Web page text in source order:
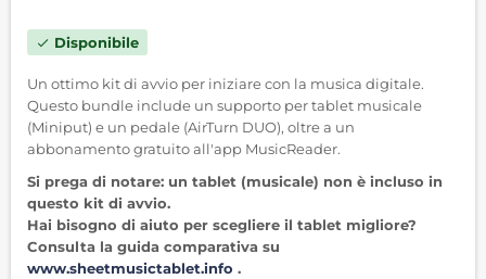
check Disponibile
Un ottimo kit di avvio per iniziare con la musica digitale.
Questo bundle include un supporto per tablet musicale
(Miniput) e un pedale (AirTurn DUO), oltre a un
abbonamento gratuito all'app MusicReader.
Si prega di notare: un tablet (musicale) non è incluso in
questo kit di avvio.
Hai bisogno di aiuto per scegliere il tablet migliore?
Consulta la guida comparativa su
www.sheetmusictablet.info .